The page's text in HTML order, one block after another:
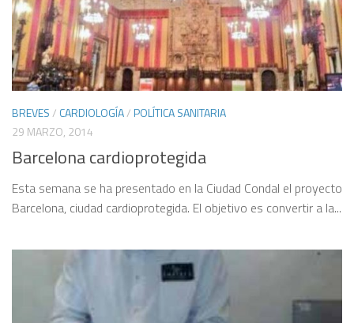
BREVES/ CARDIOLOGÍA/POLÍTICA SANITARIA
29 MARZO, 2014
Barcelona cardioprotegida
Esta semana se ha presentado en la Ciudad Condal el proyecto
Barcelona, ciudad cardioprotegida. El objetivo es convertir a la...